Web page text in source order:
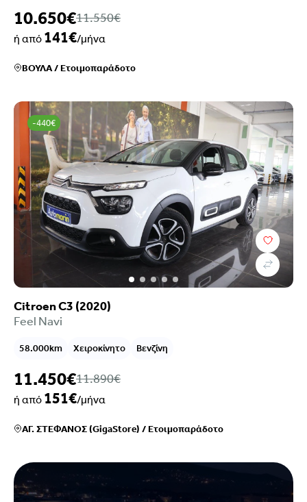
10.650€11.550€
ή από 141€/μήνα
ΒΟΥΛΑ/Ετοιμοπαράδοτο
-440€
Citroen C3 (2020)
Feel Navi
58.000km Χειροκίνητο Βενζίνη
11.450€11.890€
ή από 151€/μήνα
ΑΓ. ΣΤΕΦΑΝΟΣ (GigaStore) /Ετοιμοπαράδοτο